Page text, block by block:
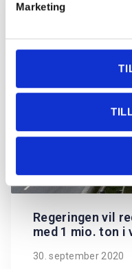
Marketing
Regeringen vil
med 1 mio. ton
30. september 2020